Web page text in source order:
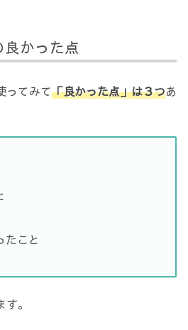
かった点
ってみて「良かった点」は３つあ
たこと
。